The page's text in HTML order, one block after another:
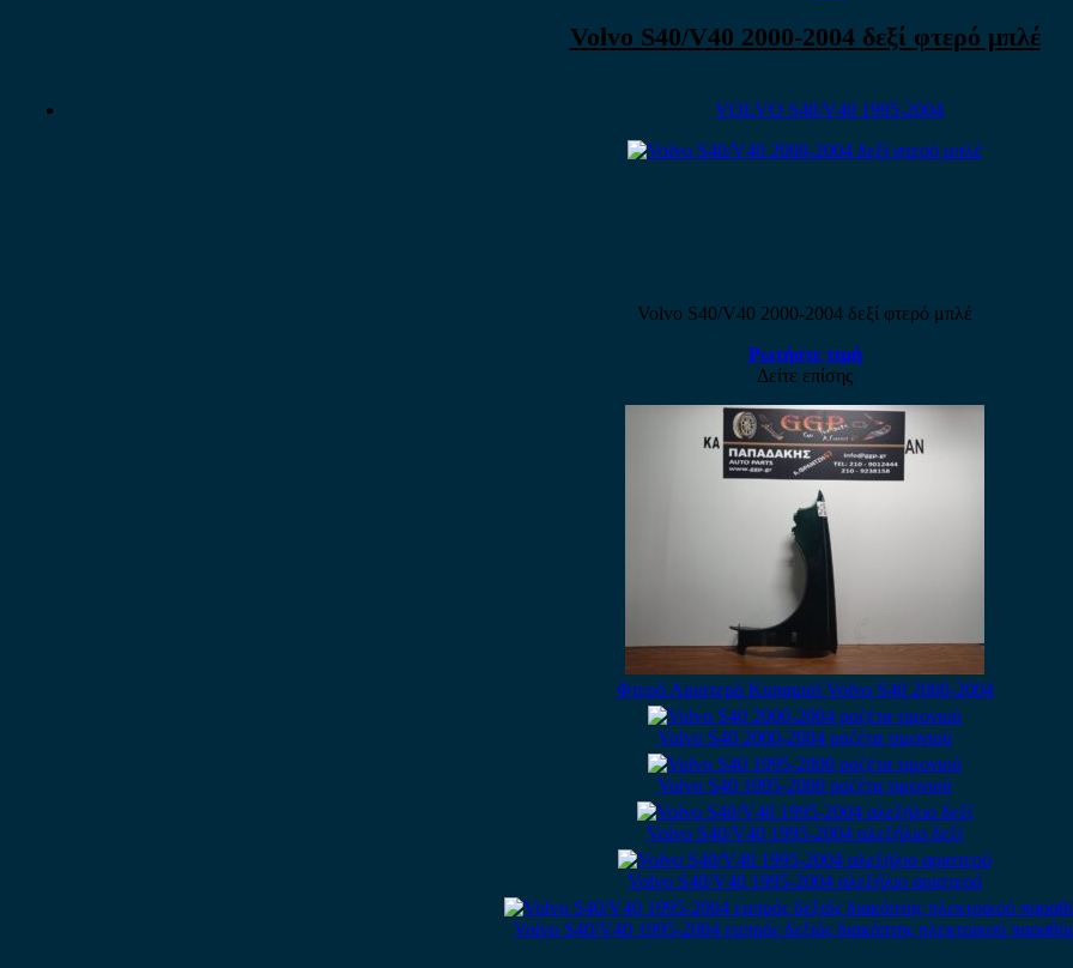
Volvo S40/V40 2000-2004 δεξί φτερό μπλέ
VOLVO S40/V40 1995-2004
Volvo S40/V40 2000-2004 δεξί φτερό μπλέ
Ρωτήστε τιμή
Δείτε επίσης
Φτερό Αριστερό Κυπαρισί Volvo S40 2000-2004
Volvo S40 2000-2004 ροζέτα τιμονιού
Volvo S40 1995-2000 ροζέτα τιμονιού
Volvo S40/V40 1995-2004 αλεξήλιο δεξί
Volvo S40/V40 1995-2004 αλεξήλιο αριστερό
Volvo S40/V40 1995-2004 εμπρός δεξιός διακόπτης ηλεκτρικού